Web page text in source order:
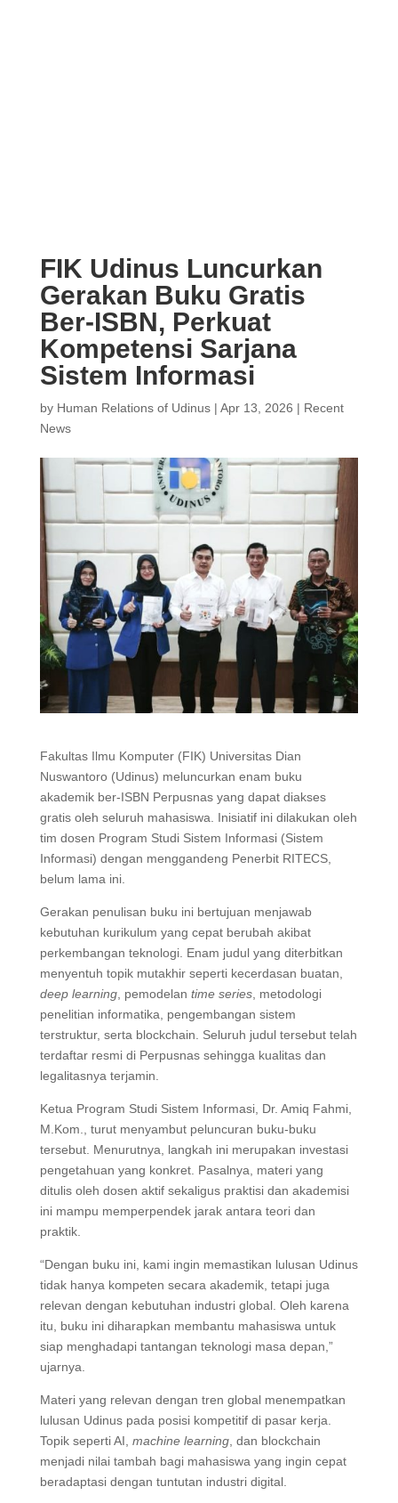
FIK Udinus Luncurkan
Gerakan Buku Gratis
Ber-ISBN, Perkuat
Kompetensi Sarjana
Sistem Informasi
by Human Relations of Udinus| Apr 13, 2026 | Recent
News
Fakultas Ilmu Komputer (FIK) Universitas Dian
Nuswantoro (Udinus) meluncurkan enam buku
akademik ber-ISBN Perpusnas yang dapat diakses
gratis oleh seluruh mahasiswa. Inisiatif ini dilakukan oleh
tim dosen Program Studi Sistem Informasi (Sistem
Informasi) dengan menggandeng Penerbit RITECS,
belum lama ini.
Gerakan penulisan buku ini bertujuan menjawab
kebutuhan kurikulum yang cepat berubah akibat
perkembangan teknologi. Enam judul yang diterbitkan
menyentuh topik mutakhir seperti kecerdasan buatan,
deep learning, pemodelan time series, metodologi
penelitian informatika, pengembangan sistem
terstruktur, serta blockchain. Seluruh judul tersebut telah
terdaftar resmi di Perpusnas sehingga kualitas dan
legalitasnya terjamin.
Ketua Program Studi Sistem Informasi, Dr. Amiq Fahmi,
M.Kom., turut menyambut peluncuran buku-buku
tersebut. Menurutnya, langkah ini merupakan investasi
pengetahuan yang konkret. Pasalnya, materi yang
ditulis oleh dosen aktif sekaligus praktisi dan akademisi
ini mampu memperpendek jarak antara teori dan
praktik.
“Dengan buku ini, kami ingin memastikan lulusan Udinus
tidak hanya kompeten secara akademik, tetapi juga
relevan dengan kebutuhan industri global. Oleh karena
itu, buku ini diharapkan membantu mahasiswa untuk
siap menghadapi tantangan teknologi masa depan,”
ujarnya.
Materi yang relevan dengan tren global menempatkan
lulusan Udinus pada posisi kompetitif di pasar kerja.
Topik seperti AI, machine learning, dan blockchain
menjadi nilai tambah bagi mahasiswa yang ingin cepat
beradaptasi dengan tuntutan industri digital.